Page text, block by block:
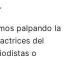
palpando la
del
o